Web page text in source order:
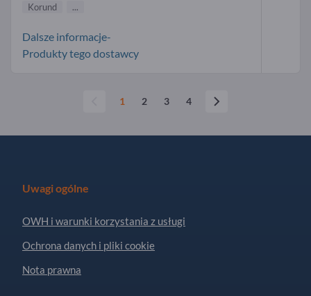
Korund
...
Dalsze informacje-
Produkty tego dostawcy
1 2 3 4
Uwagi ogólne
OWH i warunki korzystania z usługi
Ochrona danych i pliki cookie
Nota prawna